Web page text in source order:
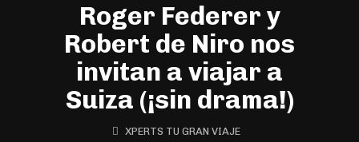
Roger Federer y
Robert de Niro nos
invitan a viajar a
Suiza (¡sin drama!)
XPERTS TU GRAN VIAJE